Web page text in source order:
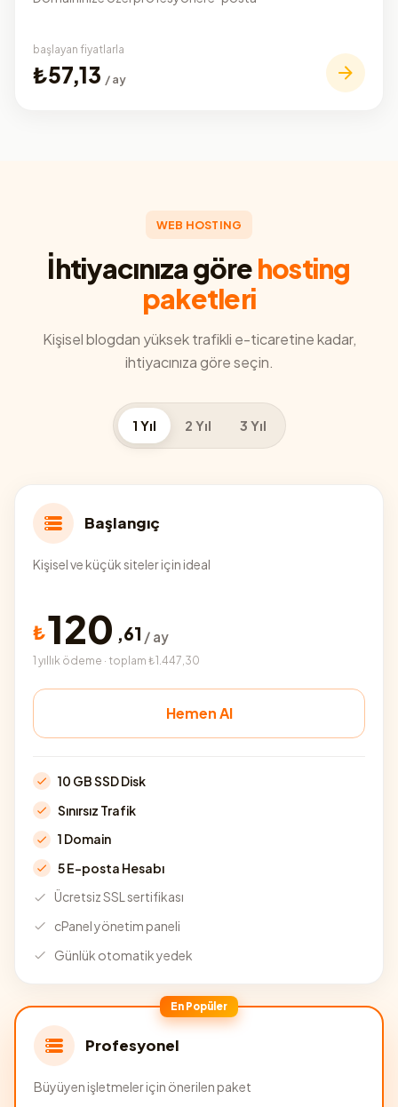
başlayan fiyatlarla
₺57,13 / ay
WEB HOSTING
İhtiyacınıza görehosting
paketleri
Kişisel blogdan yüksek trafikli e-ticaretine kadar,
ihtiyacınıza göre seçin.
1 Yıl 2 Yıl 3 Yıl
Başlangıç
Kişisel ve küçük siteler için ideal
₺120 ,61 / ay
1 yıllık ödeme · toplam ₺1.447,30
Hemen Al
10 GB SSD Disk
Sınırsız Trafik
1 Domain
5 E-posta Hesabı
Ücretsiz SSL sertifikası
cPanel yönetim paneli
Günlük otomatik yedek
En Popüler
Profesyonel
Büyüyen işletmeler için önerilen paket